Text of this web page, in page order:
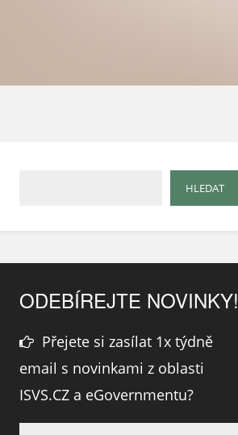
ODEBÍREJTE NOVINKY!
Přejete si zasílat 1x týdně
email s novinkami z oblasti
ISVS.CZ a eGovernmentu?